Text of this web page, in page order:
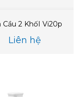
Cầu 2 KhốI Vi20p
Liên hệ